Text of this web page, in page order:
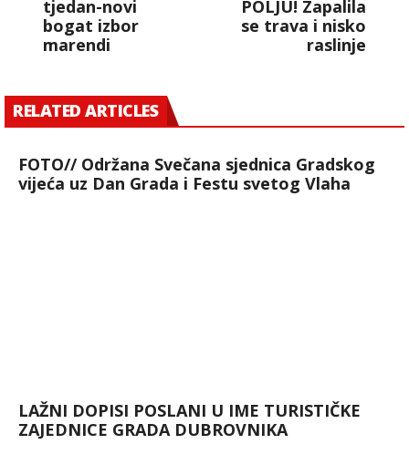
tjedan-novi
bogat izbor
marendi
POLJU! Zapalila
se trava i nisko
raslinje
RELATED ARTICLES
FOTO// Održana Svečana sjednica Gradskog
vijeća uz Dan Grada i Festu svetog Vlaha
LAŽNI DOPISI POSLANI U IME TURISTIČKE
ZAJEDNICE GRADA DUBROVNIKA